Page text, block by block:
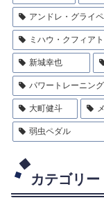
アンドレ・グライ
ミハウ・クフィア
新城幸也
パワートレーニング
大町健斗
弱虫ペダル
カテゴリー